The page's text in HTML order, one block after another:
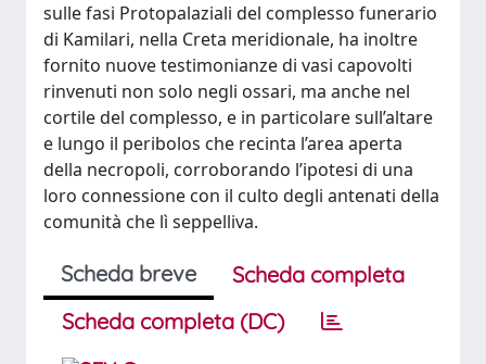
sulle fasi Protopalaziali del complesso funerario
di Kamilari, nella Creta meridionale, ha inoltre
fornito nuove testimonianze di vasi capovolti
rinvenuti non solo negli ossari, ma anche nel
cortile del complesso, e in particolare sull’altare
e lungo il peribolos che recinta l’area aperta
della necropoli, corroborando l’ipotesi di una
loro connessione con il culto degli antenati della
comunità che lì seppelliva.
Scheda breve
Scheda completa
Scheda completa (DC)